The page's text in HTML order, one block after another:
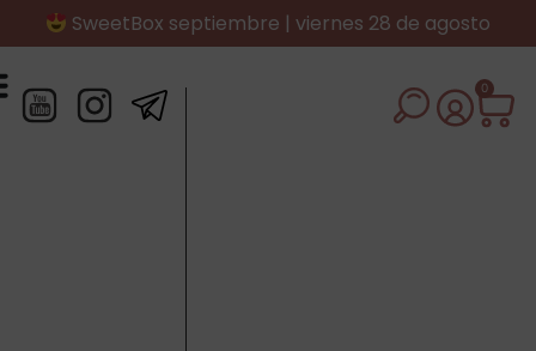
SweetBox septiembre | viernes 28 de agosto
0